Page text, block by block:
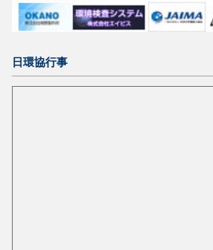
日環協行事